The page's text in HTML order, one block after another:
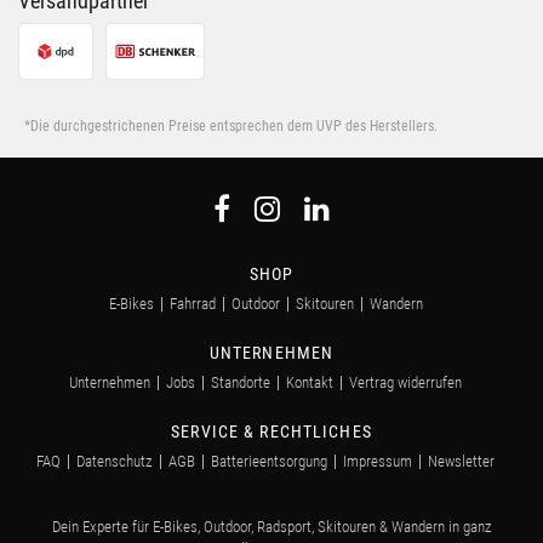
*Die durchgestrichenen Preise entsprechen dem UVP des Herstellers.
SHOP
E-Bikes Fahrrad Outdoor Skitouren Wandern
UNTERNEHMEN
Unternehmen Jobs Standorte Kontakt Vertrag widerrufen
SERVICE & RECHTLICHES
FAQ Datenschutz AGB Batterieentsorgung Impressum Newsletter
Dein Experte für E-Bikes, Outdoor, Radsport, Skitouren & Wandern in ganz